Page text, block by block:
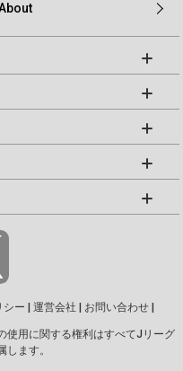
シー 運営会社 お問い合わせ
使用に関する権利はすべてJリーグ
ます。